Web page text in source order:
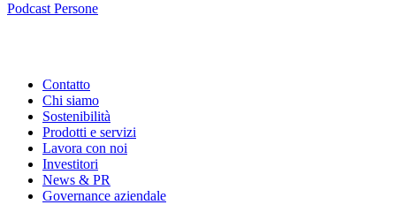
Podcast Persone
Contatto
Chi siamo
Sostenibilità
Prodotti e servizi
Lavora con noi
Investitori
News & PR
Governance aziendale